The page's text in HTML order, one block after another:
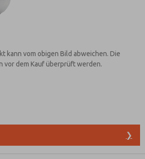
kann vom obigen Bild abweichen. Die
vor dem Kauf überprüft werden.
❯